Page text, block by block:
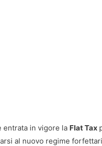
entrata in vigore la Flat Tax
al nuovo regime